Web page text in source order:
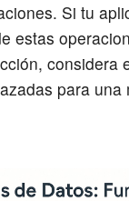
Si tu
estas
considera
para una